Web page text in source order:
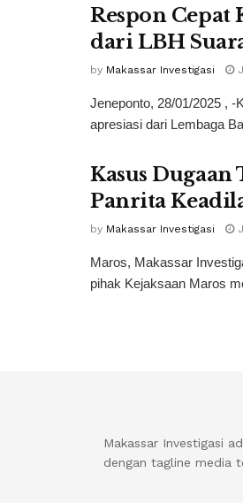
Respon Cepat
dari LBH
by Makassar Investigasi
Jeneponto, 28/01/2025 , -
apresiasi dari Lembaga
Kasus
Panrita
by Makassar Investigasi
Maros, Makassar
pihak Kejaksaan Maros
Makassar Investigasi
dengan tagline media